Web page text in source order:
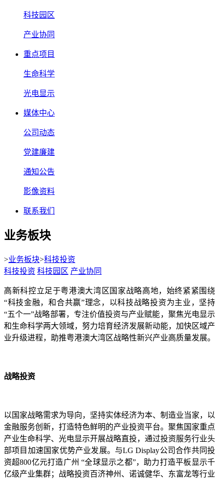
科技园区
产业协同
重点项目
生命科学
光电显示
媒体中心
公司动态
党建廉建
通知公告
影像资料
联系我们
业务板块
>业务板块>科技投资
科技投资 科技园区 产业协同
高新科控立足于粤港澳大湾区国家战略高地，始终紧紧围绕
“科技金融，和合共赢”理念，以科技战略投资为主业，坚持
“五个一”战略部署，专注价值投资与产业赋能，聚焦光电显示
和生命科学两大领域，努力培育经济发展新动能，加快区域产
业升级进程，助推粤港澳大湾区战略性新兴产业高质量发展。
战略投资
以国家战略需求为导向，坚持实体经济为本、制造业当家，以
金融服务创新，打造特色鲜明的产业投资平台。聚焦国家重点
产业生命科学、光电显示开展战略直投，通过投资服务行业头
部项目加速国家优势产业发展。与LG Display公司合作共同投
资超800亿元打造广州 “全球显示之都”，助力打造平板显示千
亿级产业集群；战略投资百济神州、诺诚健华、东富龙等行业